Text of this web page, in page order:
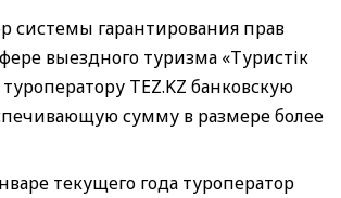
системы гарантирования прав
выездного туризма «Туристік
туроператору TEZ.KZ банковскую
сумму в размере более
текущего года туроператор